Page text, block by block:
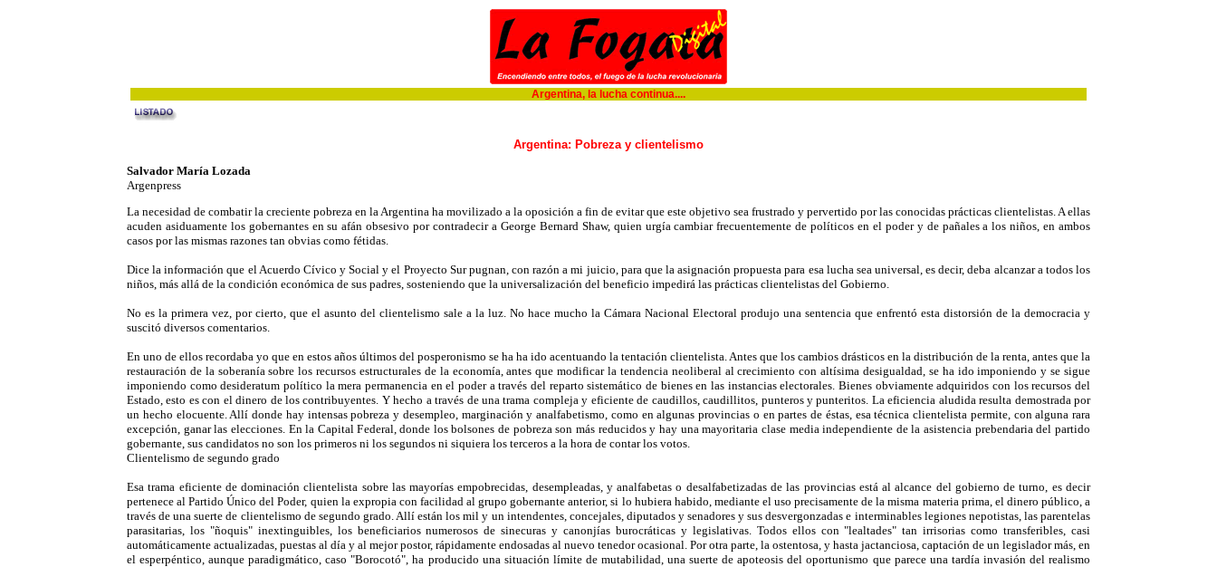
Argentina, la lucha continua....
Argentina: Pobreza y clientelismo
Salvador María Lozada
Argenpress
La necesidad de combatir la creciente pobreza en la Argentina ha movilizado a la oposición a fin de evitar que este objetivo sea frustrado y pervertido por las conocidas prácticas clientelistas. A ellas
acuden asiduamente los gobernantes en su afán obsesivo por contradecir a George Bernard Shaw, quien urgía cambiar frecuentemente de políticos en el poder y de pañales a los niños, en ambos
casos por las mismas razones tan obvias como fétidas.
Dice la información que el Acuerdo Cívico y Social y el Proyecto Sur pugnan, con razón a mi juicio, para que la asignación propuesta para esa lucha sea universal, es decir, deba alcanzar a todos los
niños, más allá de la condición económica de sus padres, sosteniendo que la universalización del beneficio impedirá las prácticas clientelistas del Gobierno.
No es la primera vez, por cierto, que el asunto del clientelismo sale a la luz. No hace mucho la Cámara Nacional Electoral produjo una sentencia que enfrentó esta distorsión de la democracia y
suscitó diversos comentarios.
En uno de ellos recordaba yo que en estos años últimos del posperonismo se ha ha ido acentuando la tentación clientelista. Antes que los cambios drásticos en la distribución de la renta, antes que la
restauración de la soberanía sobre los recursos estructurales de la economía, antes que modificar la tendencia neoliberal al crecimiento con altísima desigualdad, se ha ido imponiendo y se sigue
imponiendo como desideratum político la mera permanencia en el poder a través del reparto sistemático de bienes en las instancias electorales. Bienes obviamente adquiridos con los recursos del
Estado, esto es con el dinero de los contribuyentes. Y hecho a través de una trama compleja y eficiente de caudillos, caudillitos, punteros y punteritos. La eficiencia aludida resulta demostrada por
un hecho elocuente. Allí donde hay intensas pobreza y desempleo, marginación y analfabetismo, como en algunas provincias o en partes de éstas, esa técnica clientelista permite, con alguna rara
excepción, ganar las elecciones. En la Capital Federal, donde los bolsones de pobreza son más reducidos y hay una mayoritaria clase media independiente de la asistencia prebendaria del partido
gobernante, sus candidatos no son los primeros ni los segundos ni siquiera los terceros a la hora de contar los votos.
Clientelismo de segundo grado
Esa trama eficiente de dominación clientelista sobre las mayorías empobrecidas, desempleadas, y analfabetas o desalfabetizadas de las provincias está al alcance del gobierno de turno, es decir
pertenece al Partido Único del Poder, quien la expropia con facilidad al grupo gobernante anterior, si lo hubiera habido, mediante el uso precisamente de la misma materia prima, el dinero público, a
través de una suerte de clientelismo de segundo grado. Allí están los mil y un intendentes, concejales, diputados y senadores y sus desvergonzadas e interminables legiones nepotistas, las parentelas
parasitarias, los "ñoquis" inextinguibles, los beneficiarios numerosos de sinecuras y canonjías burocráticas y legislativas. Todos ellos con "lealtades" tan irrisorias como transferibles, casi
automáticamente actualizadas, puestas al día y al mejor postor, rápidamente endosadas al nuevo tenedor ocasional. Por otra parte, la ostentosa, y hasta jactanciosa, captación de un legislador más, en
el esperpéntico, aunque paradigmático, caso "Borocotó", ha producido una situación límite de mutabilidad, una suerte de apoteosis del oportunismo que parece una tardía invasión del realismo